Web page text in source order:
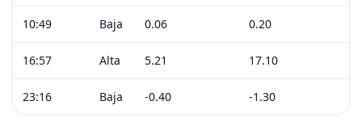
10:49 Baja 0.06 0.20
16:57 Alta 5.21 17.10
23:16 Baja -0.40 -1.30